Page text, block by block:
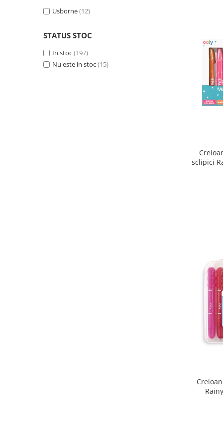
Diamond Dotz®
Magblox(10)
Ooly(79)
Plus Plus (6)
Usborne(12)
STATUS STOC
In stoc(197)
Nu este in stoc(15)
sclipici